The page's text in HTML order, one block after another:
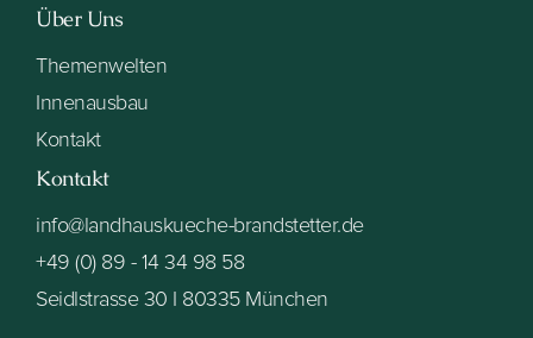
Über Uns
Themenwelten
Innenausbau
Kontakt
Kontakt
info@landhauskueche-brandstetter.de
+49 (0) 89 - 14 34 98 58
Seidlstrasse 30 I 80335 München